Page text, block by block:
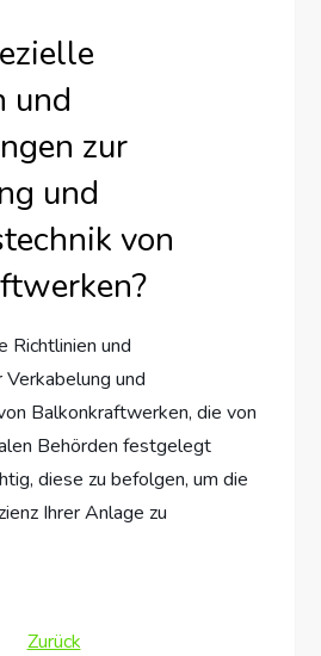
und
zur
und
von
Richtlinien und
und
Balkonkraftwerken, die von
Behörden festgelegt
diese zu befolgen, um die
Ihrer Anlage zu
Zurück